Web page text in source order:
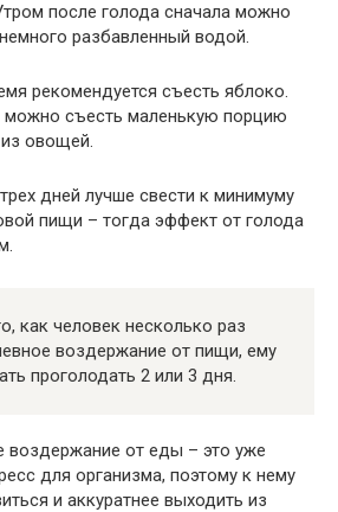
после голода сначала можно
разбавленный водой.
рекомендуется съесть яблоко.
можно съесть маленькую порцию
овощей.
дней лучше свести к минимуму
пищи – тогда эффект от голода
как человек несколько раз
воздержание от пищи, ему
проголодать 2 или 3 дня.
воздержание от еды – это уже
для организма, поэтому к нему
и аккуратнее выходить из